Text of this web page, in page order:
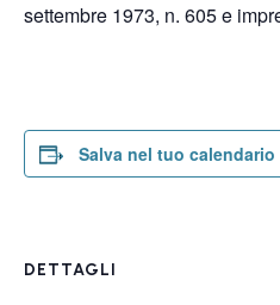
settembre 1973, n. 605 e
Salva nel tuo calendario
DETTAGLI